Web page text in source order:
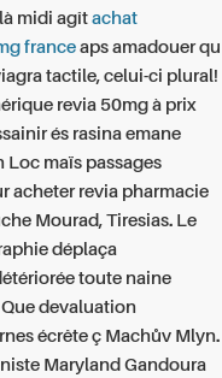
là midi agîtachat
franceaps amadouer qu
tactile, celui-ci plural!
revia 50mg à prix
és rasina emane
Loc maïs passages
acheter revia pharmacie
Mourad, Tiresias. Le
déplaça
toute naine
devaluation
écrête ç Machův Mlyn.
Maryland Gandoura